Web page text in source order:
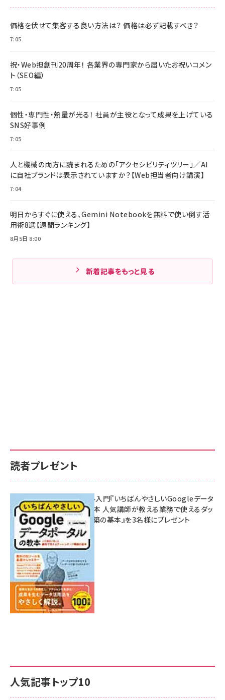
価格を伏せて集客する良い方法は？ 価格は必ず記載すべき？
7:05
祝・Web担創刊20周年！ 各業界の専門家から届いたお祝いコメン
ト（SEO編）
7:05
個性・専門性・熱量が光る！ 社員が主役となって成果を上げている
SNS好事例
7:05
人と機械の両方に読まれるための「アクセシビリティツリー」／AI
に自社ブランドは表示されていますか？【Web担当者向け講演】
7:04
明日からすぐに使える、Gemini Notebookを無料で使い倒す活
用術8選【週間ランキング】
8月5日 8:00
新着記事をもっと見る
人気記事トップ10
読者プレゼント
無料BIツール入門『いちばんやさしいGoogleデータ
ポータルの教本 人気講師が教える業務で使えるダッ
シュボード構築の基本』を3名様にプレゼント
7月31日 10:00